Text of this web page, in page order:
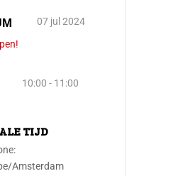
07 jul 2024
10:00 - 11:00
TIJD
Amsterdam